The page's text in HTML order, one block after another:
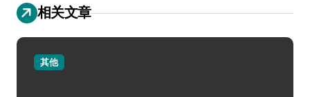
相关文章
其他